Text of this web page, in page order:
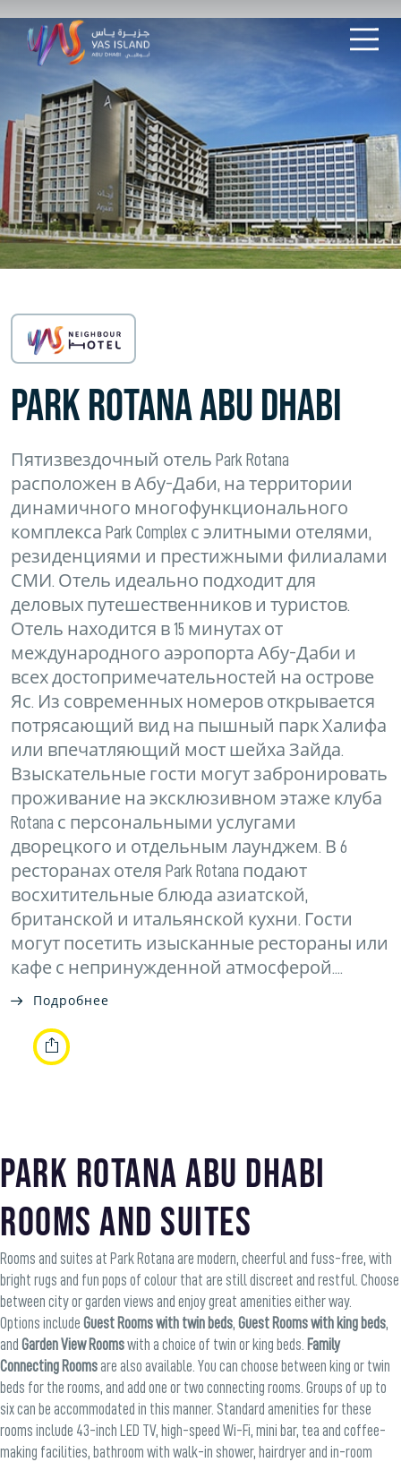
PARK ROTANA ABU DHABI
Пятизвездочный отель Park Rotana
расположен в Абу-Даби, на территории
динамичного многофункционального
комплекса Park Complex с элитными отелями,
резиденциями и престижными филиалами
СМИ. Отель идеально подходит для
деловых путешественников и туристов.
Отель находится в 15 минутах от
международного аэропорта Абу-Даби и
всех достопримечательностей на острове
Яс. Из современных номеров открывается
потрясающий вид на пышный парк Халифа
или впечатляющий мост шейха Зайда.
Взыскательные гости могут забронировать
проживание на эксклюзивном этаже клуба
Rotana с персональными услугами
дворецкого и отдельным лаунджем. В 6
ресторанах отеля Park Rotana подают
восхитительные блюда азиатской,
британской и итальянской кухни. Гости
могут посетить изысканные рестораны или
кафе с непринужденной атмосферой....
Подробнее
Park Rotana Abu Dhabi
Rooms and Suites
Rooms and suites at Park Rotana are modern, cheerful and fuss-free, with
bright rugs and fun pops of colour that are still discreet and restful. Choose
between city or garden views and enjoy great amenities either way.
Options include Guest Rooms with twin beds, Guest Rooms with king beds,
and Garden View Roomswith a choice of twin or king beds. Family
Connecting Rooms are also available. You can choose between king or twin
beds for the rooms, and add one or two connecting rooms. Groups of up to
six can be accommodated in this manner. Standard amenities for these
rooms include 43-inch LED TV, high-speed Wi-Fi, mini bar, tea and coffee-
making facilities, bathroom with walk-in shower, hairdryer and in-room